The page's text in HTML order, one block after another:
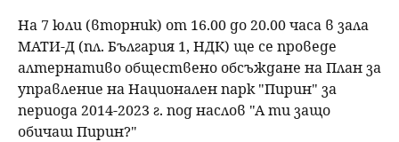
На 7 юли (вторник) от 16.00 до 20.00 часа в зала
МАТИ-Д (пл. България 1, НДК) ще се проведе
алтернативо обществено обсъждане на План за
управление на Национален парк "Пирин" за
периода 2014-2023 г. под наслов "А ти защо
обичаш Пирин?"